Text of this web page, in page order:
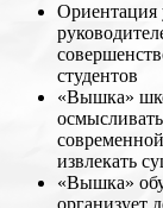
Ориентация
студентов
«Вышка»
извлекать
«Вышка»